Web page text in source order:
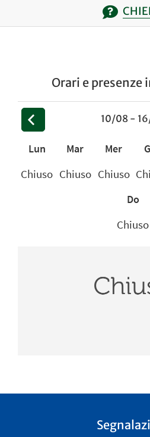
Orari e presenze
< 10/08 -
Lun
Chiuso
Mar
Chiuso
Mer
Chiuso
Do
Chiuso